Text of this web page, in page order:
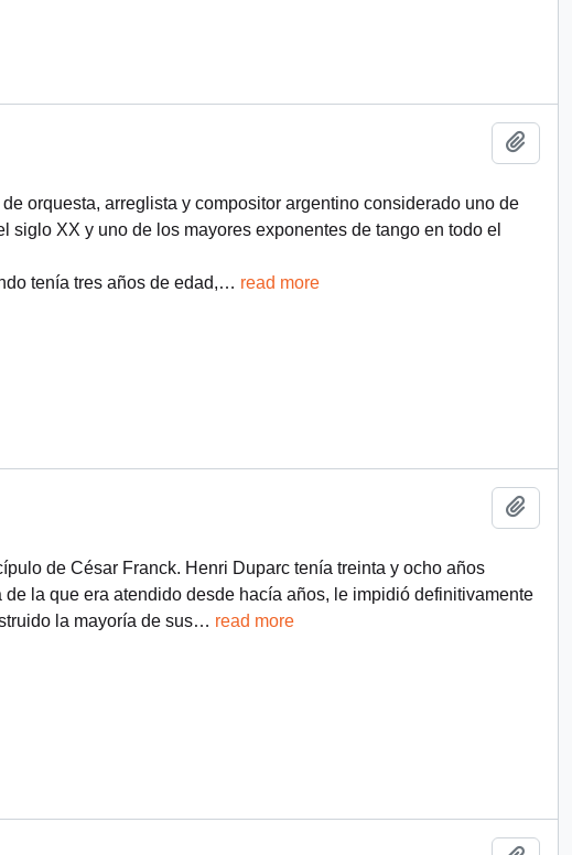
orquesta, arreglista y compositor argentino considerado uno de
siglo XX​ y uno de los mayores exponentes de tango en todo el
tenía tres años de edad,… read more
de César Franck. Henri Duparc tenía treinta y ocho años
la que era atendido desde hacía años, le impidió definitivamente
la mayoría de sus… read more